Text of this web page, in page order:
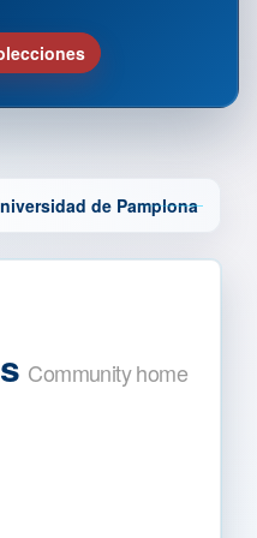
de Pamplona
Community home